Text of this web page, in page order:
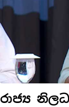
රාජ්‍ය